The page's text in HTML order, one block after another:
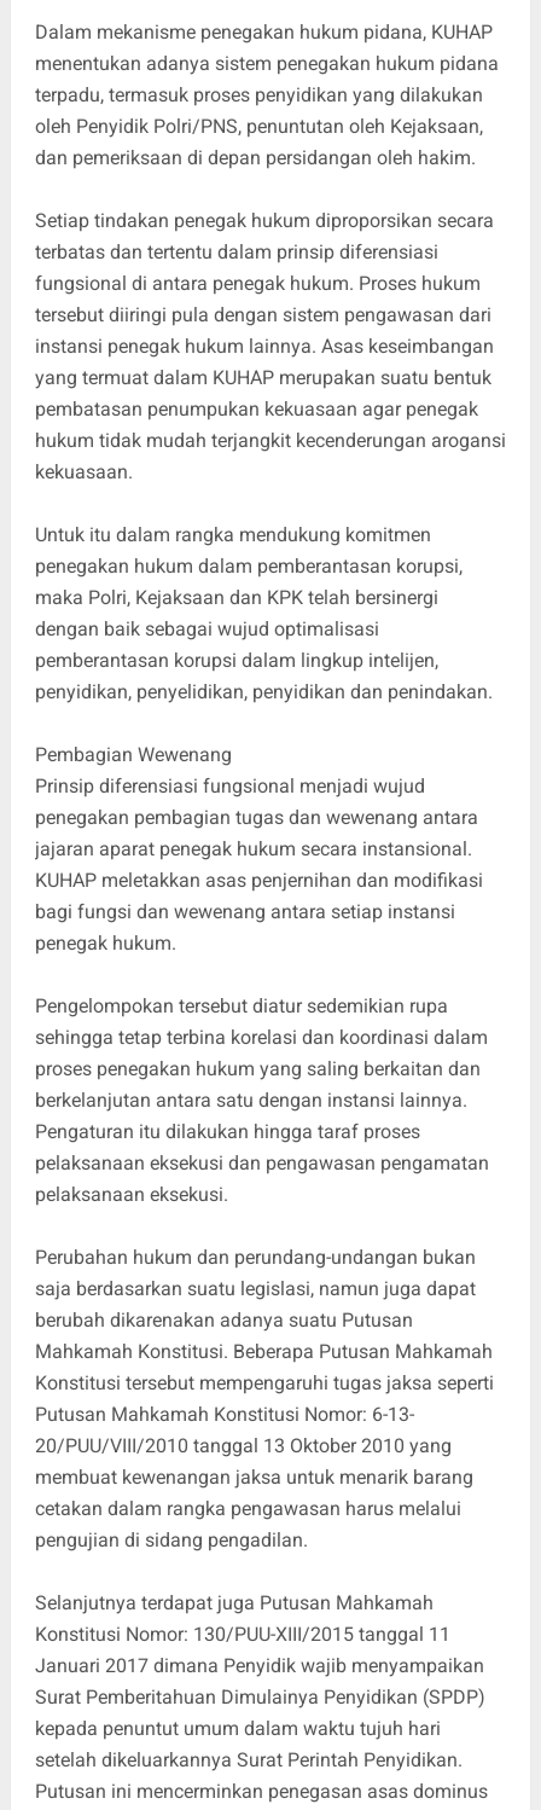
Dalam mekanisme penegakan hukum pidana, KUHAP
menentukan adanya sistem penegakan hukum pidana
terpadu, termasuk proses penyidikan yang dilakukan
oleh Penyidik Polri/PNS, penuntutan oleh Kejaksaan,
dan pemeriksaan di depan persidangan oleh hakim.
Setiap tindakan penegak hukum diproporsikan secara
terbatas dan tertentu dalam prinsip diferensiasi
fungsional di antara penegak hukum. Proses hukum
tersebut diiringi pula dengan sistem pengawasan dari
instansi penegak hukum lainnya. Asas keseimbangan
yang termuat dalam KUHAP merupakan suatu bentuk
pembatasan penumpukan kekuasaan agar penegak
hukum tidak mudah terjangkit kecenderungan arogansi
kekuasaan.
Untuk itu dalam rangka mendukung komitmen
penegakan hukum dalam pemberantasan korupsi,
maka Polri, Kejaksaan dan KPK telah bersinergi
dengan baik sebagai wujud optimalisasi
pemberantasan korupsi dalam lingkup intelijen,
penyidikan, penyelidikan, penyidikan dan penindakan.
Pembagian Wewenang
Prinsip diferensiasi fungsional menjadi wujud
penegakan pembagian tugas dan wewenang antara
jajaran aparat penegak hukum secara instansional.
KUHAP meletakkan asas penjernihan dan modifikasi
bagi fungsi dan wewenang antara setiap instansi
penegak hukum.
Pengelompokan tersebut diatur sedemikian rupa
sehingga tetap terbina korelasi dan koordinasi dalam
proses penegakan hukum yang saling berkaitan dan
berkelanjutan antara satu dengan instansi lainnya.
Pengaturan itu dilakukan hingga taraf proses
pelaksanaan eksekusi dan pengawasan pengamatan
pelaksanaan eksekusi.
Perubahan hukum dan perundang-undangan bukan
saja berdasarkan suatu legislasi, namun juga dapat
berubah dikarenakan adanya suatu Putusan
Mahkamah Konstitusi. Beberapa Putusan Mahkamah
Konstitusi tersebut mempengaruhi tugas jaksa seperti
Putusan Mahkamah Konstitusi Nomor: 6-13-
20/PUU/VIII/2010 tanggal 13 Oktober 2010 yang
membuat kewenangan jaksa untuk menarik barang
cetakan dalam rangka pengawasan harus melalui
pengujian di sidang pengadilan.
Selanjutnya terdapat juga Putusan Mahkamah
Konstitusi Nomor: 130/PUU-XIII/2015 tanggal 11
Januari 2017 dimana Penyidik wajib menyampaikan
Surat Pemberitahuan Dimulainya Penyidikan (SPDP)
kepada penuntut umum dalam waktu tujuh hari
setelah dikeluarkannya Surat Perintah Penyidikan.
Putusan ini mencerminkan penegasan asas dominus